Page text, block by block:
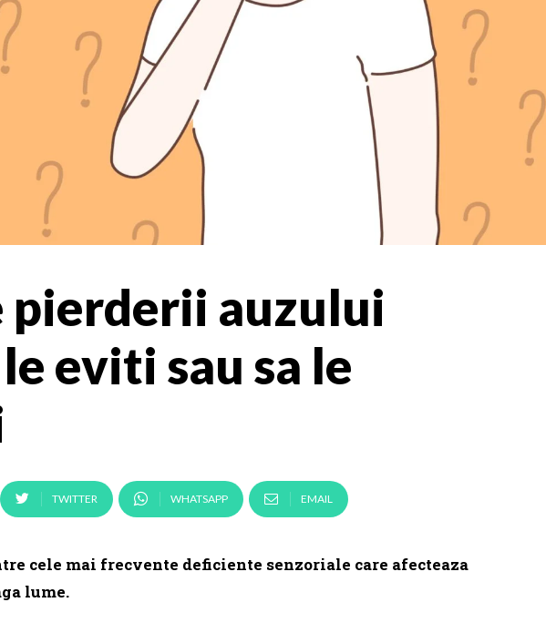
pierderii auzului
eviti sau sa le
TWITTER WHATSAPP EMAIL
cele mai frecvente deficiente senzoriale care afecteaza
lume.